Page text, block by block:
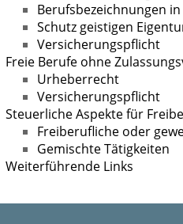
Berufsbezeichnungen
Schutz geistigen
Versicherungspflicht
Freie Berufe ohne
Urheberrecht
Versicherungspflicht
Steuerliche Aspekte für
Freiberufliche oder
Gemischte Tätigkeiten
Weiterführende Links